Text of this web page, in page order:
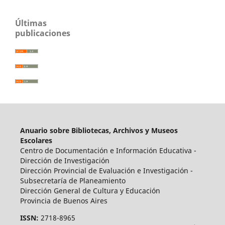
Últimas
publicaciones
Anuario sobre Bibliotecas, Archivos y Museos
Escolares
Centro de Documentación e Información Educativa -
Dirección de Investigación
Dirección Provincial de Evaluación e Investigación -
Subsecretaría de Planeamiento
Dirección General de Cultura y Educación
Provincia de Buenos Aires
ISSN: 2718-8965